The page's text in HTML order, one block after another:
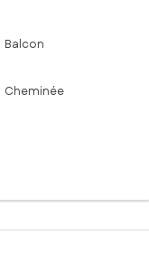
Balcon
Cheminée